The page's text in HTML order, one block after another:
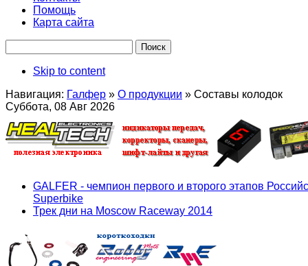
Помощь
Карта сайта
Skip to content
Навигация: Галфер » О продукции » Составы колодок
Суббота, 08 Авг 2026
GALFER - чемпион первого и второго этапов
Superbike
Трек дни на Moscow Raceway 2014